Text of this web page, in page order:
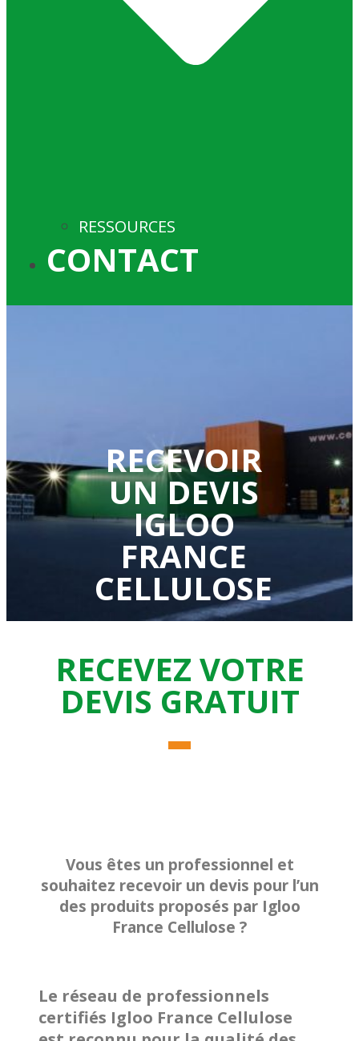
RESSOURCES
CONTACT
RECEVOIR
UN DEVIS
IGLOO
FRANCE
CELLULOSE
RECEVEZ VOTRE
DEVIS GRATUIT
Vous êtes un professionnel et
souhaitez recevoir un devis pour l’un
des produits proposés par Igloo
France Cellulose ?
Le réseau de professionnels
certifiés Igloo France Cellulose